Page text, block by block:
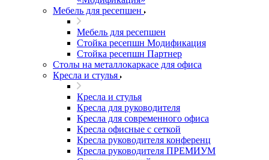
Мебель для ресепшен
Мебель для ресепшен
Стойка ресепшн Модификация
Стойка ресепшн Партнер
Столы на металлокаркасе для офиса
Кресла и стулья
Кресла и стулья
Кресла для руководителя
Кресла для современного офиса
Кресла офисные с сеткой
Кресла руководителя конференц
Кресла руководителя ПРЕМИУМ